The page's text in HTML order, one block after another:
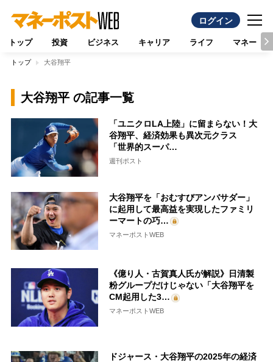
ログイン
トップ 投資 ビジネス キャリア ライフ マネー
トップ 大谷翔平
大谷翔平 の記事一覧
「ユニクロLA上陸」に留まらない！大
谷翔平、経済効果も異次元クラス
「世界的スーパ…
週刊ポスト
大谷翔平を「おむすびアンバサダー」
に起用して最高益を実現したファミリ
ーマートの巧…
マネーポストWEB
《億り人・古賀真人氏が解説》日清製
粉グループだけじゃない「大谷翔平を
CM起用した3…
マネーポストWEB
ドジャース・大谷翔平の2025年の経済